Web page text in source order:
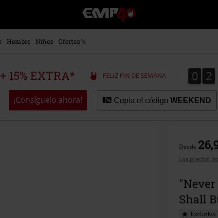
EMP
-
Música,
Merch
Ropa
Alternativa
Hombre Niños Ofertas %
15% EXTRA* FELIZ FIN DE SEMANA 0
0 2
2
¡Consíguelo ahora! Copia el código WEEKEND
Desde
Los precios
Shall
Exclusivo